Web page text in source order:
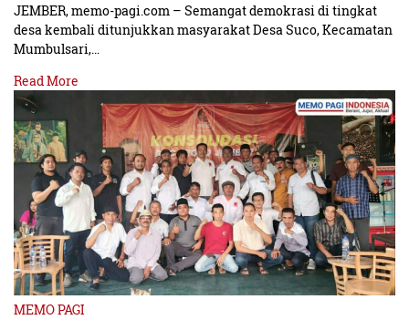
JEMBER, memo-pagi.com – Semangat demokrasi di tingkat
desa kembali ditunjukkan masyarakat Desa Suco, Kecamatan
Mumbulsari,…
Read More
MEMO PAGI